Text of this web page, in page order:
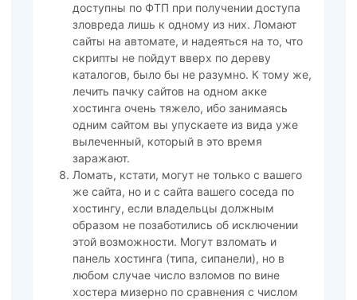
доступны по ФТП при получении доступа
зловреда лишь к одному из них. Ломают
сайты на автомате, и надеяться на то, что
скрипты не пойдут вверх по дереву
каталогов, было бы не разумно. К тому же,
лечить пачку сайтов на одном акке
хостинга очень тяжело, ибо занимаясь
одним сайтом вы упускаете из вида уже
вылеченный, который в это время
заражают.
Ломать, кстати, могут не только с вашего
же сайта, но и с сайта вашего соседа по
хостингу, если владельцы должным
образом не позаботились об исключении
этой возможности. Могут взломать и
панель хостинга (типа, сипанели), но в
любом случае число взломов по вине
хостера мизерно по сравнения с числом